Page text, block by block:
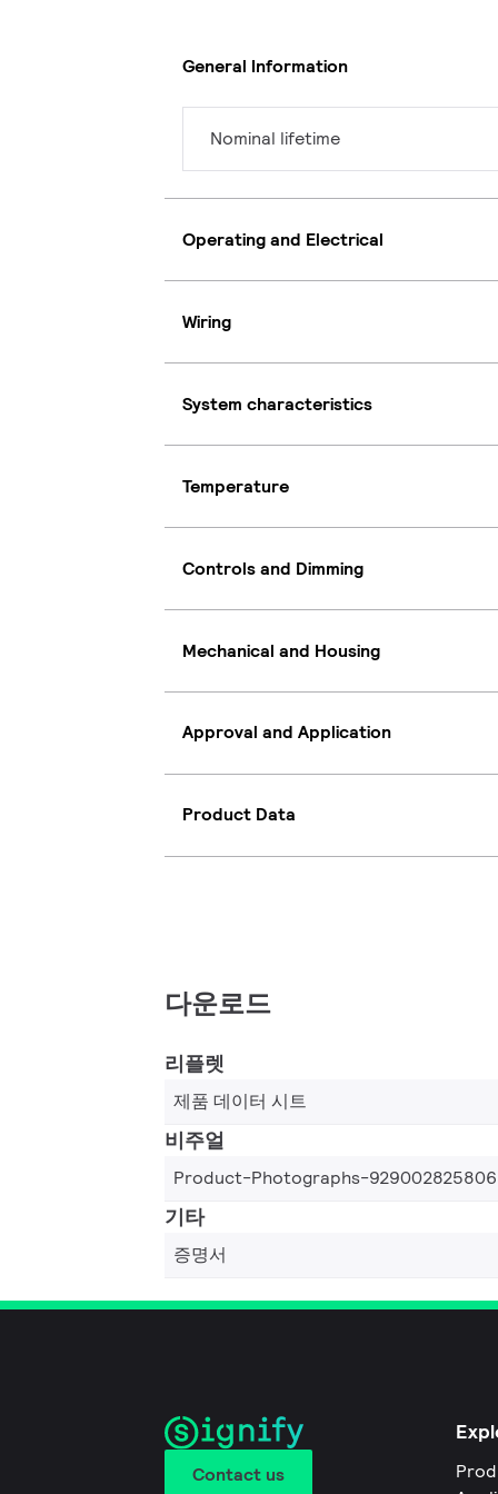
General Information
Nominal lifetime
Operating and Electrical
Wiring
System characteristics
Temperature
Controls and Dimming
Mechanical and Housing
Approval and Application
Product Data
다운로드
리플렛
제품 데이터 시트
비주얼
Product-Photographs-
기타
증명서
Contact us